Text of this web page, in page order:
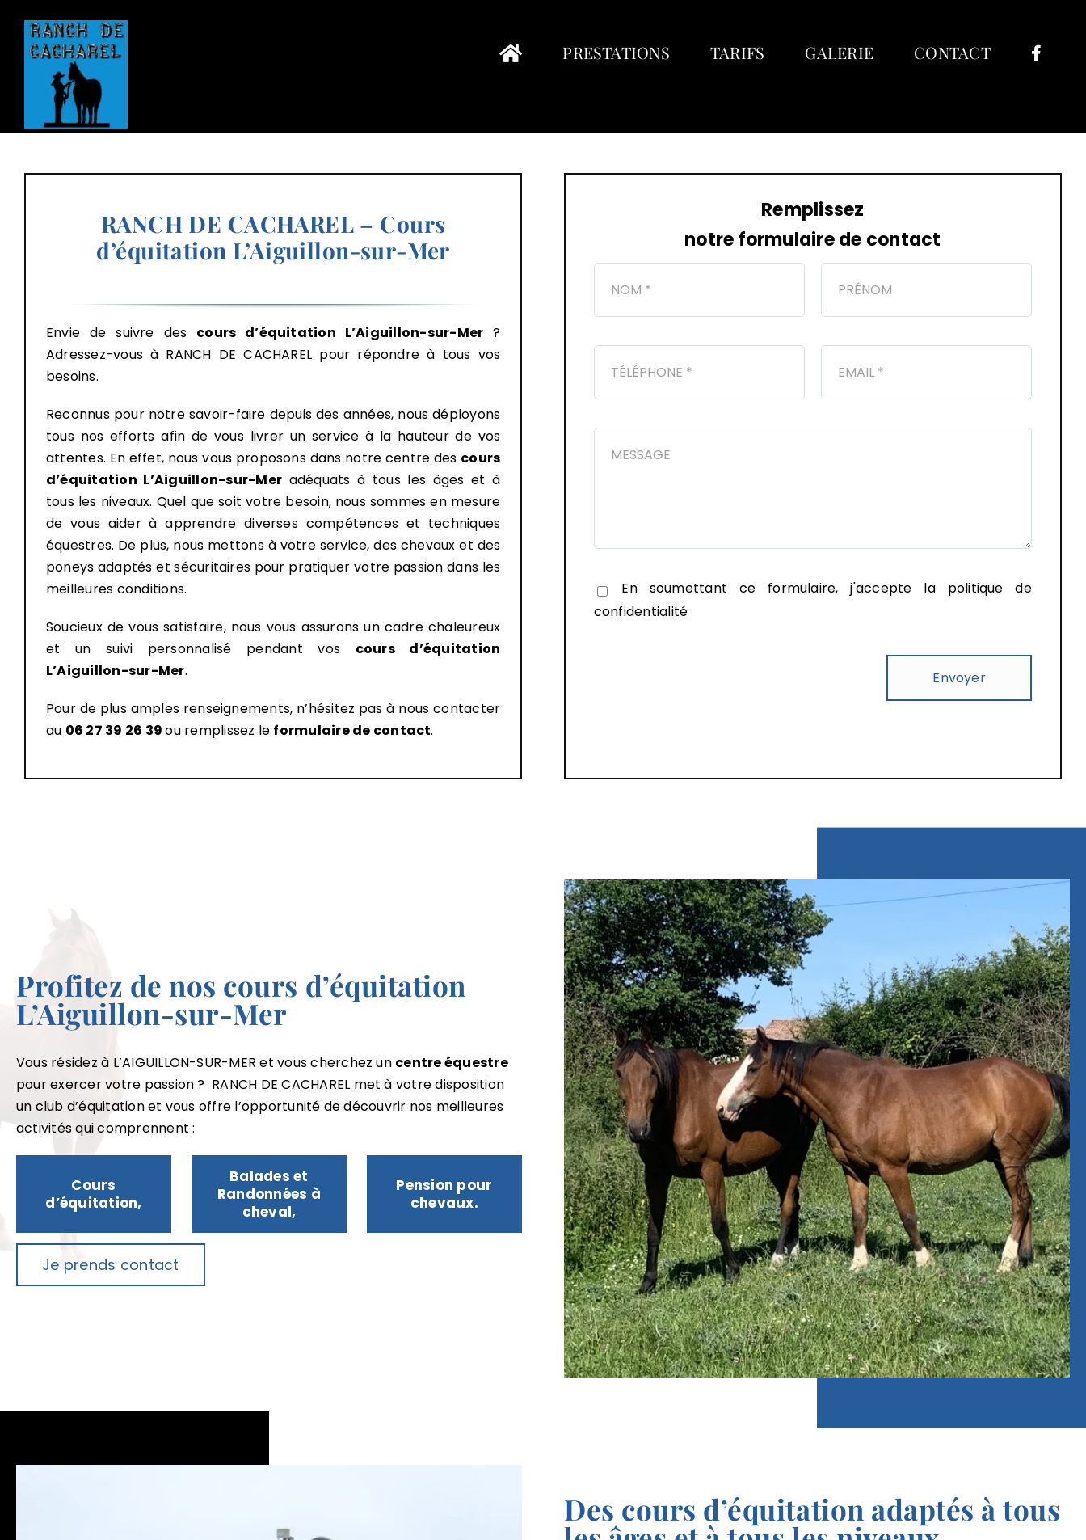
contenu
PRESTATIONS TARIFS GALERIE CONTACT
RANCH DE CACHAREL – Cours
d’équitation L’Aiguillon-sur-Mer
Envie de suivre des cours d’équitation L’Aiguillon-sur-Mer ?
Adressez-vous à RANCH DE CACHAREL pour répondre à tous vos
besoins.
Reconnus pour notre savoir-faire depuis des années, nous déployons
tous nos efforts afin de vous livrer un service à la hauteur de vos
attentes. En effet, nous vous proposons dans notre centre des cours
d’équitation L’Aiguillon-sur-Mer adéquats à tous les âges et à
tous les niveaux. Quel que soit votre besoin, nous sommes en mesure
de vous aider à apprendre diverses compétences et techniques
équestres. De plus, nous mettons à votre service, des chevaux et des
poneys adaptés et sécuritaires pour pratiquer votre passion dans les
meilleures conditions.
Soucieux de vous satisfaire, nous vous assurons un cadre chaleureux
et un suivi personnalisé pendant vos cours d’équitation
L’Aiguillon-sur-Mer.
Pour de plus amples renseignements, n’hésitez pas à nous contacter
au 06 27 39 26 39ou remplissez le formulaire de contact.
Remplissez
notre formulaire de contact
En soumettant ce formulaire, j'accepte la politique de
confidentialité
Profitez de nos cours d’équitation
L’Aiguillon-sur-Mer
Vous résidez à L’AIGUILLON-SUR-MER et vous cherchez un centre équestre
pour exercer votre passion ? RANCH DE CACHAREL met à votre disposition
un club d’équitation et vous offre l’opportunité de découvrir nos meilleures
activités qui comprennent :
Cours
d’équitation,
Balades et
Randonnées à
cheval,
Pension pour
chevaux.
Je prends contact
Des cours d’équitation adaptés à tous